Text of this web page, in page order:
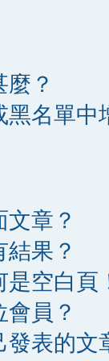
？
名單中
章？
果？
空白頁
員？
表的文